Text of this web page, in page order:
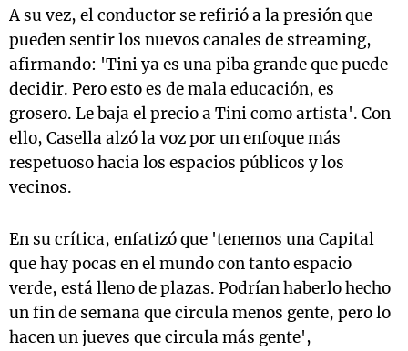
A su vez, el conductor se refirió a la presión que
pueden sentir los nuevos canales de streaming,
afirmando: 'Tini ya es una piba grande que puede
decidir. Pero esto es de mala educación, es
grosero. Le baja el precio a Tini como artista'. Con
ello, Casella alzó la voz por un enfoque más
respetuoso hacia los espacios públicos y los
vecinos.
En su crítica, enfatizó que 'tenemos una Capital
que hay pocas en el mundo con tanto espacio
verde, está lleno de plazas. Podrían haberlo hecho
un fin de semana que circula menos gente, pero lo
hacen un jueves que circula más gente',